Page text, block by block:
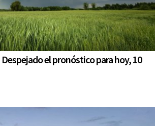
el pronóstico para hoy, 10